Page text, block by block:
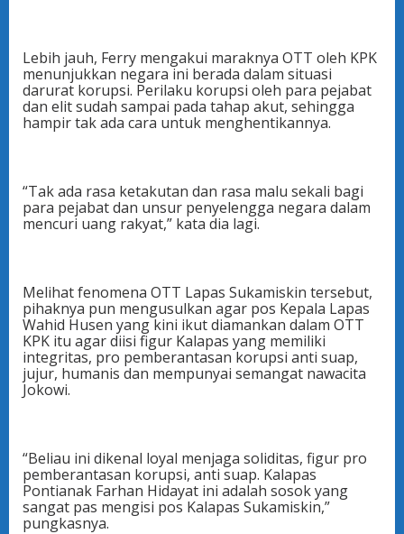
Lebih jauh, Ferry mengakui maraknya OTT oleh KPK
menunjukkan negara ini berada dalam situasi
darurat korupsi. Perilaku korupsi oleh para pejabat
dan elit sudah sampai pada tahap akut, sehingga
hampir tak ada cara untuk menghentikannya.
“Tak ada rasa ketakutan dan rasa malu sekali bagi
para pejabat dan unsur penyelengga negara dalam
mencuri uang rakyat,” kata dia lagi.
Melihat fenomena OTT Lapas Sukamiskin tersebut,
pihaknya pun mengusulkan agar pos Kepala Lapas
Wahid Husen yang kini ikut diamankan dalam OTT
KPK itu agar diisi figur Kalapas yang memiliki
integritas, pro pemberantasan korupsi anti suap,
jujur, humanis dan mempunyai semangat nawacita
Jokowi.
“Beliau ini dikenal loyal menjaga soliditas, figur pro
pemberantasan korupsi, anti suap. Kalapas
Pontianak Farhan Hidayat ini adalah sosok yang
sangat pas mengisi pos Kalapas Sukamiskin,”
pungkasnya.